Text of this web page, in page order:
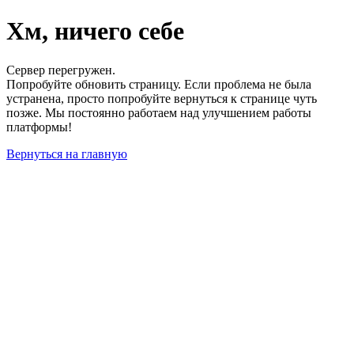
Хм, ничего себе
Сервер перегружен.
Попробуйте обновить страницу. Если проблема не была
устранена, просто попробуйте вернуться к странице чуть
позже. Мы постоянно работаем над улучшением работы
платформы!
Вернуться на главную